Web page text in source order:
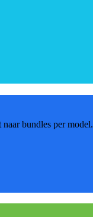
bundles per model.